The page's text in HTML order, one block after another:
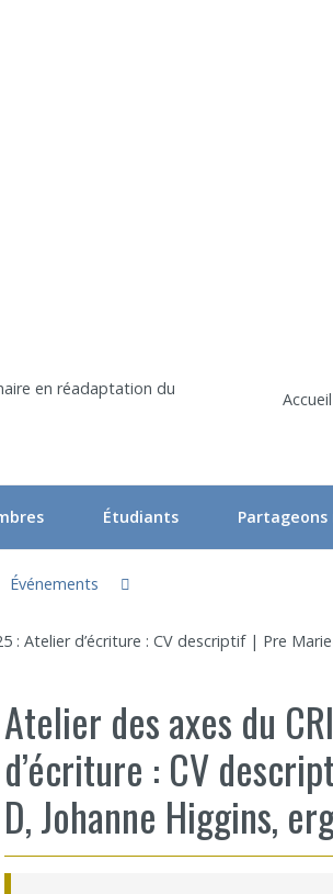
Accueil
: FAQ
réguliers
intervenants/gestionnaires
de recherche
au CRIR
– Soutien à la recherche
Étudiants
Programme « Bourses d’études
Bourse de soutien à
Carrefour des savoirs : pour la
Faire un stage de recherche
Partageons
CRIR Branché
CRIR et les
Prix de
Publications
Événements
: Atelier d’écriture : CV descriptif | Pre
Atelier des axes du
d’écriture : CV
D, Johanne Higgins,